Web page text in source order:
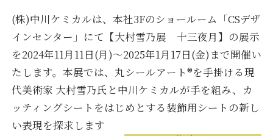
(株)中川ケミカルは、本社3Fのショールーム「CSデザ
インセンター」にて【大村雪乃展 十三夜月】の展示
を2024年11月11日(月)～2025年1月17日(金)まで開催い
たします。本展では、丸シールアート®を手掛ける現
代美術家 大村雪乃氏と中川ケミカルが手を組み、カ
ッティングシートをはじめとする装飾用シートの新し
い表現を探求します